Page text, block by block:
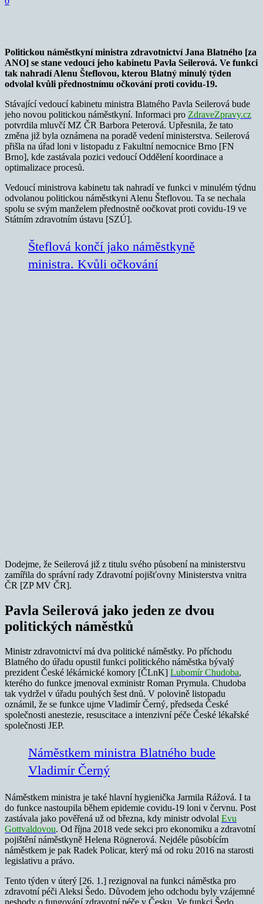
Politickou náměstkyní ministra zdravotnictví Jana Blatného [za
ANO] se stane vedoucí jeho kabinetu Pavla Seilerová. Ve funkci
tak nahradí Alenu Šteflovou, kterou Blatný minulý týden
odvolal kvůli přednostnímu očkování proti covidu-19.
Stávající vedoucí kabinetu ministra Blatného Pavla Seilerová bude
jeho novou politickou náměstkyní. Informaci pro ZdraveZpravy.cz
potvrdila mluvčí MZ ČR Barbora Peterová. Upřesnila, že tato
změna již byla oznámena na poradě vedení ministerstva. Seilerová
přišla na úřad loni v listopadu z Fakultní nemocnice Brno [FN
Brno], kde zastávala pozici vedoucí Oddělení koordinace a
optimalizace procesů.
Vedoucí ministrova kabinetu tak nahradí ve funkci v minulém týdnu
odvolanou politickou náměstkyni Alenu Šteflovou. Ta se nechala
spolu se svým manželem přednostně oočkovat proti covidu-19 ve
Státním zdravotním ústavu [SZÚ].
Šteflová končí jako náměstkyně
ministra. Kvůli očkování
Dodejme, že Seilerová již z titulu svého působení na ministerstvu
zamířila do správní rady Zdravotní pojišťovny Ministerstva vnitra
ČR [ZP MV ČR].
Pavla Seilerová jako jeden ze dvou
politických náměstků
Ministr zdravotnictví má dva politické náměstky. Po příchodu
Blatného do úřadu opustil funkci politického náměstka bývalý
prezident České lékárnické komory [ČLnK] Lubomír Chudoba,
kterého do funkce jmenoval exministr Roman Prymula. Chudoba
tak vydržel v úřadu pouhých šest dnů. V polovině listopadu
oznámil, že se funkce ujme Vladimír Černý, předseda České
společnosti anestezie, resuscitace a intenzivní péče České lékařské
společnosti JEP.
Náměstkem ministra Blatného bude
Vladimír Černý
Náměstkem ministra je také hlavní hygienička Jarmila Rážová. I ta
do funkce nastoupila během epidemie covidu-19 loni v červnu. Post
zastávala jako pověřená už od března, kdy ministr odvolal Evu
Gottvaldovou. Od října 2018 vede sekci pro ekonomiku a zdravotní
pojištění náměstkyně Helena Rögnerová. Nejdéle působícím
náměstkem je pak Radek Policar, který má od roku 2016 na starosti
legislativu a právo.
Tento týden v úterý [26. 1.] rezignoval na funkci náměstka pro
zdravotní péči Aleksi Šedo. Důvodem jeho odchodu byly vzájemné
neshody o fungování zdravotní péče v Česku. Ve funkci Šedo